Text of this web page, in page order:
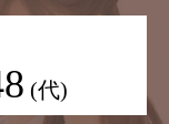
(代)